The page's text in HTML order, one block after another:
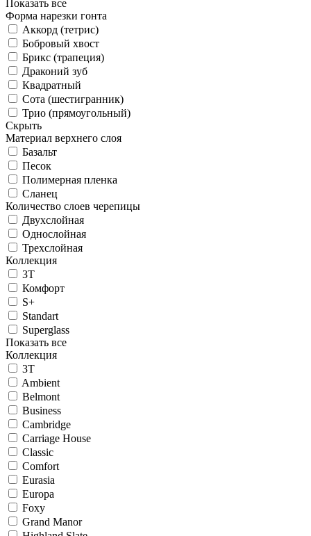
Показать все
Форма нарезки гонта
Аккорд (тетрис)
Бобровый хвост
Брикс (трапеция)
Драконий зуб
Квадратный
Сота (шестигранник)
Трио (прямоугольный)
Скрыть
Материал верхнего слоя
Базальт
Песок
Полимерная пленка
Сланец
Количество слоев черепицы
Двухслойная
Однослойная
Трехслойная
Коллекция
3T
Комфорт
S+
Standart
Superglass
Показать все
Коллекция
3T
Ambient
Belmont
Business
Cambridge
Carriage House
Classic
Comfort
Eurasia
Europa
Foxy
Grand Manor